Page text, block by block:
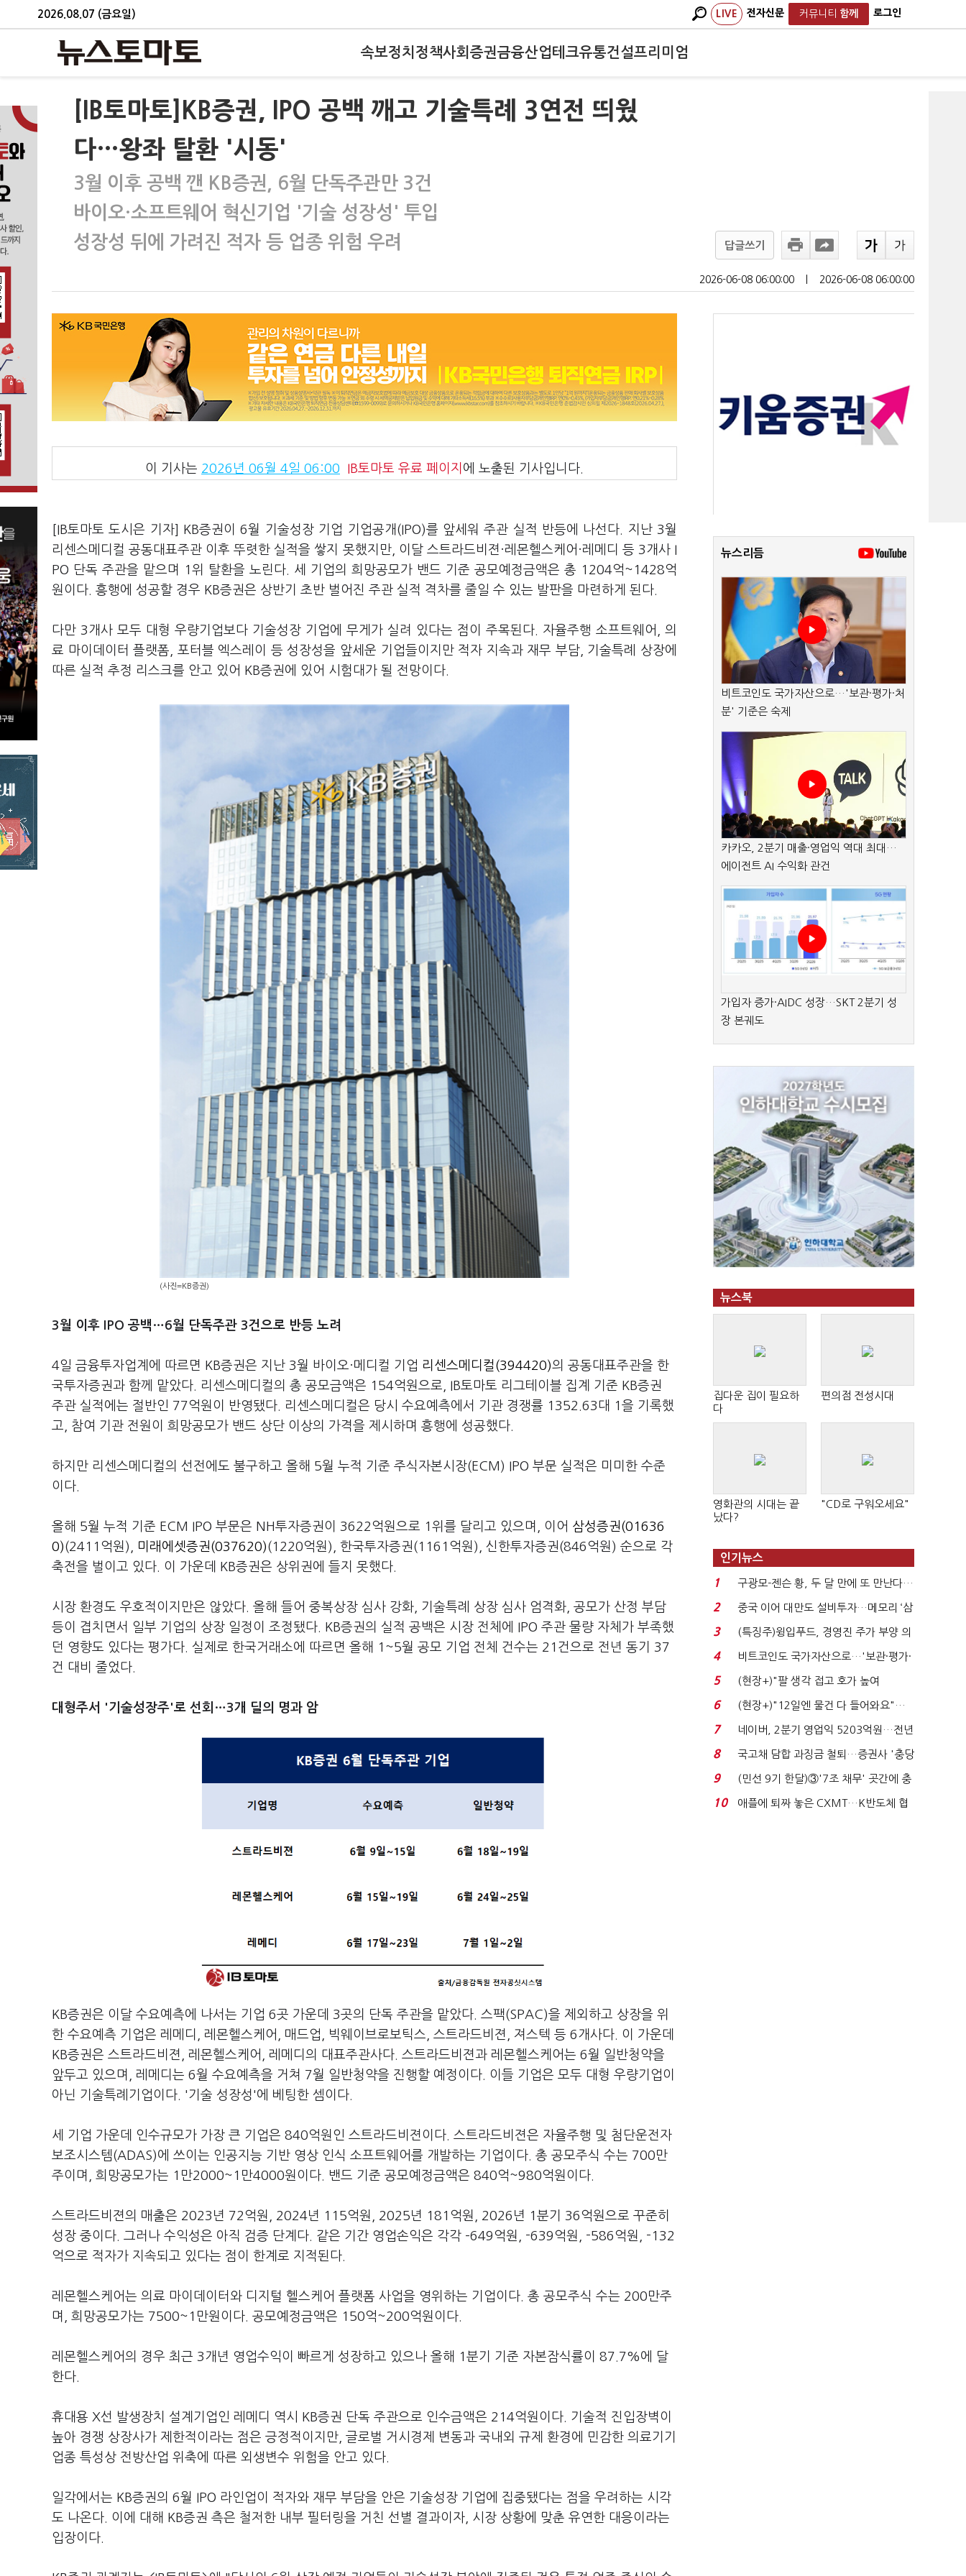
2026.08.07 (금요일) LIVE 전자신문 커뮤니티 함께 로그인
속보정치 정책사회 증권금융산업테크유통건설프리미엄
[IB토마토]KB증권, IPO 공백 깨고 기술특례 3연전 띄웠
다…왕좌 탈환 '시동'
3월 이후 공백 깬 KB증권, 6월 단독주관만 3건
바이오·소프트웨어 혁신기업 '기술 성장성' 투입
성장성 뒤에 가려진 적자 등 업종 위험 우려
답글쓰기
2026-06-08 06:00:00 2026-06-08 06:00:00
이 기사는 2026년 06월 4일 06:00 IB토마토 유료 페이지 에 노출된 기사입니다.
[IB토마토 도시은 기자] KB증권이 6월 기술성장 기업 기업공개(IPO)를 앞세워 주관 실적 반등에 나선다. 지난 3월
리센스메디컬 공동대표주관 이후 뚜렷한 실적을 쌓지 못했지만, 이달 스트라드비젼·레몬헬스케어·레메디 등 3개사 I
PO 단독 주관을 맡으며 1위 탈환을 노린다. 세 기업의 희망공모가 밴드 기준 공모예정금액은 총 1204억~1428억
원이다. 흥행에 성공할 경우 KB증권은 상반기 초반 벌어진 주관 실적 격차를 줄일 수 있는 발판을 마련하게 된다.
다만 3개사 모두 대형 우량기업보다 기술성장 기업에 무게가 실려 있다는 점이 주목된다. 자율주행 소프트웨어, 의
료 마이데이터 플랫폼, 포터블 엑스레이 등 성장성을 앞세운 기업들이지만 적자 지속과 재무 부담, 기술특례 상장에
따른 실적 추정 리스크를 안고 있어 KB증권에 있어 시험대가 될 전망이다.
(사진=KB증권)
3월 이후 IPO 공백…6월 단독주관 3건으로 반등 노려
4일 금융투자업계에 따르면 KB증권은 지난 3월 바이오·메디컬 기업 리센스메디컬(394420)의 공동대표주관을 한
국투자증권과 함께 맡았다. 리센스메디컬의 총 공모금액은 154억원으로, IB토마토 리그테이블 집계 기준 KB증권
주관 실적에는 절반인 77억원이 반영됐다. 리센스메디컬은 당시 수요예측에서 기관 경쟁률 1352.63대 1을 기록했
고, 참여 기관 전원이 희망공모가 밴드 상단 이상의 가격을 제시하며 흥행에 성공했다.
하지만 리센스메디컬의 선전에도 불구하고 올해 5월 누적 기준 주식자본시장(ECM) IPO 부문 실적은 미미한 수준
이다.
올해 5월 누적 기준 ECM IPO 부문은 NH투자증권이 3622억원으로 1위를 달리고 있으며, 이어 삼성증권(01636
0)(2411억원), 미래에셋증권(037620)(1220억원), 한국투자증권(1161억원), 신한투자증권(846억원) 순으로 각
축전을 벌이고 있다. 이 가운데 KB증권은 상위권에 들지 못했다.
시장 환경도 우호적이지만은 않았다. 올해 들어 중복상장 심사 강화, 기술특례 상장 심사 엄격화, 공모가 산정 부담
등이 겹치면서 일부 기업의 상장 일정이 조정됐다. KB증권의 실적 공백은 시장 전체에 IPO 주관 물량 자체가 부족했
던 영향도 있다는 평가다. 실제로 한국거래소에 따르면 올해 1~5월 공모 기업 전체 건수는 21건으로 전년 동기 37
건 대비 줄었다.
대형주서 '기술성장주'로 선회…3개 딜의 명과 암
KB증권은 이달 수요예측에 나서는 기업 6곳 가운데 3곳의 단독 주관을 맡았다. 스팩(SPAC)을 제외하고 상장을 위
한 수요예측 기업은 레메디, 레몬헬스케어, 매드업, 빅웨이브로보틱스, 스트라드비젼, 져스텍 등 6개사다. 이 가운데
KB증권은 스트라드비젼, 레몬헬스케어, 레메디의 대표주관사다. 스트라드비젼과 레몬헬스케어는 6월 일반청약을
앞두고 있으며, 레메디는 6월 수요예측을 거쳐 7월 일반청약을 진행할 예정이다. 이들 기업은 모두 대형 우량기업이
아닌 기술특례기업이다. '기술 성장성'에 베팅한 셈이다.
세 기업 가운데 인수규모가 가장 큰 기업은 840억원인 스트라드비젼이다. 스트라드비젼은 자율주행 및 첨단운전자
보조시스템(ADAS)에 쓰이는 인공지능 기반 영상 인식 소프트웨어를 개발하는 기업이다. 총 공모주식 수는 700만
주이며, 희망공모가는 1만2000~1만4000원이다. 밴드 기준 공모예정금액은 840억~980억원이다.
스트라드비젼의 매출은 2023년 72억원, 2024년 115억원, 2025년 181억원, 2026년 1분기 36억원으로 꾸준히
성장 중이다. 그러나 수익성은 아직 검증 단계다. 같은 기간 영업손익은 각각 –649억원, -639억원, -586억원, -132
억으로 적자가 지속되고 있다는 점이 한계로 지적된다.
레몬헬스케어는 의료 마이데이터와 디지털 헬스케어 플랫폼 사업을 영위하는 기업이다. 총 공모주식 수는 200만주
며, 희망공모가는 7500~1만원이다. 공모예정금액은 150억~200억원이다.
레몬헬스케어의 경우 최근 3개년 영업수익이 빠르게 성장하고 있으나 올해 1분기 기준 자본잠식률이 87.7%에 달
한다.
휴대용 X선 발생장치 설계기업인 레메디 역시 KB증권 단독 주관으로 인수금액은 214억원이다. 기술적 진입장벽이
높아 경쟁 상장사가 제한적이라는 점은 긍정적이지만, 글로벌 거시경제 변동과 국내외 규제 환경에 민감한 의료기기
업종 특성상 전방산업 위축에 따른 외생변수 위험을 안고 있다.
일각에서는 KB증권의 6월 IPO 라인업이 적자와 재무 부담을 안은 기술성장 기업에 집중됐다는 점을 우려하는 시각
도 나온다. 이에 대해 KB증권 측은 철저한 내부 필터링을 거친 선별 결과이자, 시장 상황에 맞춘 유연한 대응이라는
입장이다.
뉴스리듬
비트코인도 국가자산으로…'보관·평가·처
분' 기준은 숙제
카카오, 2분기 매출·영업익 역대 최대…
에이전트 AI 수익화 관건
가입자 증가·AIDC 성장…SKT 2분기 성
장 본궤도
뉴스북
집다운 집이 필요하
다
편의점 전성시대
영화관의 시대는 끝
났다?
"CD로 구워오세요"
인기뉴스
1
구광모-젠슨 황, 두 달 만에 또 만난다…
로봇·AI 등 논...
2
중국 이어 대만도 설비투자…메모리 ‘삼
국전쟁’
3
(특징주)윙입푸드, 경영진 주가 부양 의
지에 상한가...
4
비트코인도 국가자산으로…'보관·평가·
처분' 기준은 ...
5
(현장+)"팔 생각 접고 호가 높여
요"…'덜 똘똘한 한 채' 20...
6
(현장+)"12일엔 물건 다 들어와요"…
빈 매대 채우며 문 연 ...
7
네이버, 2분기 영업익 5203억원…전년
비 0.2% 감소...
8
국고채 담합 과징금 철퇴…증권사 '충당
금 폭탄' 우려...
9
(민선 9기 한달)③'7조 채무' 곳간에 충
격…추미애, 20년...
10
애플에 퇴짜 놓은 CXMT…K반도체 협